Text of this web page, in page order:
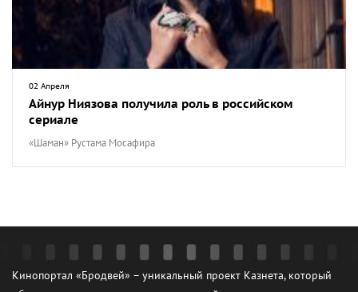
02 Апреля
Айнур Ниязова получила роль в российском
сериале
«Шаман» Рустама Мосафира
Кинопортал «Бродвей» – уникальный проект Казнета, который